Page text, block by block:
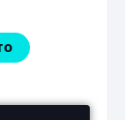
$244.922,95